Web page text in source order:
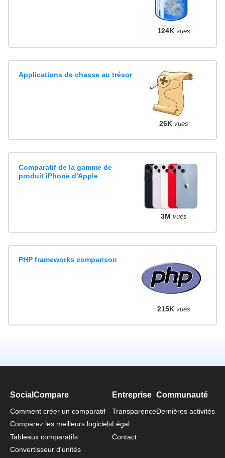
124K vues
Applications de chasse au trésor
26K vues
Comparatif de la gamme de
produit iPhone d'Apple
3M vues
PHP frameworks comparison
215K vues
SocialCompare
Comment créer un comparatif
Comparez les meilleurs logiciels
Tableaux comparatifs
Convertisseur d'unités
Entreprise
Transparence
Légal
Contact
Communauté
Dernières activités